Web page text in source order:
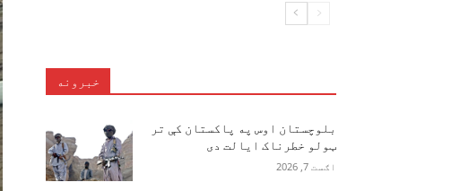
خبرونه
بلوچستان اوس په پاکستان کې تر
ټولو خطرناک ایالت دی
اګست 7, 2026